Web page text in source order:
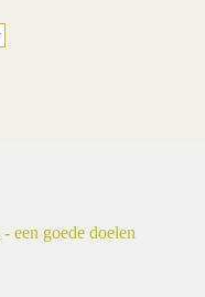
- een goede doelen